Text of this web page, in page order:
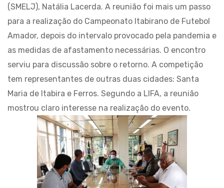
(SMELJ), Natália Lacerda. A reunião foi mais um passo
para a realização do Campeonato Itabirano de Futebol
Amador, depois do intervalo provocado pela pandemia e
as medidas de afastamento necessárias. O encontro
serviu para discussão sobre o retorno. A competição
tem representantes de outras duas cidades: Santa
Maria de Itabira e Ferros. Segundo a LIFA, a reunião
mostrou claro interesse na realização do evento.